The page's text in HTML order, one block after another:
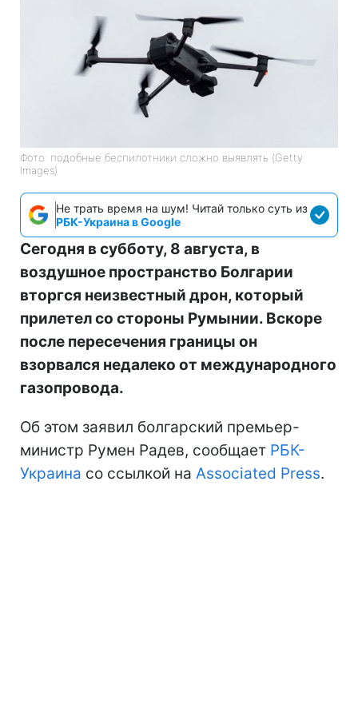
Фото: подобные беспилотники сложно выявлять (Getty
Images)
Не трать время на шум! Читай только суть из
РБК-Украина в Google
Сегодня в субботу, 8 августа, в
воздушное пространство Болгарии
вторгся неизвестный дрон, который
прилетел со стороны Румынии. Вскоре
после пересечения границы он
взорвался недалеко от международного
газопровода.
Об этом заявил болгарский премьер-
министр Румен Радев, сообщает РБК-
Украина со ссылкой на Associated Press.